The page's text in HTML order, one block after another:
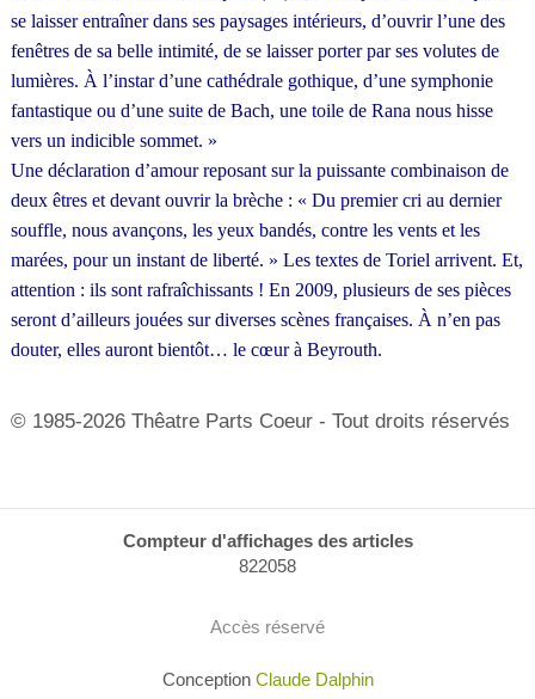
se laisser entraîner dans ses paysages intérieurs, d’ouvrir l’une des
fenêtres de sa belle intimité, de se laisser porter par ses volutes de
lumières. À l’instar d’une cathédrale gothique, d’une symphonie
fantastique ou d’une suite de Bach, une toile de Rana nous hisse
vers un indicible sommet. »
Une déclaration d’amour reposant sur la puissante combinaison de
deux êtres et devant ouvrir la brèche : « Du premier cri au dernier
souffle, nous avançons, les yeux bandés, contre les vents et les
marées, pour un instant de liberté. » Les textes de Toriel arrivent. Et,
attention : ils sont rafraîchissants ! En 2009, plusieurs de ses pièces
seront d’ailleurs jouées sur diverses scènes françaises. À n’en pas
douter, elles auront bientôt… le cœur à Beyrouth.
© 1985-2026 Thêatre Parts Coeur - Tout droits réservés
Compteur d'affichages des articles
822058
Accès réservé
Conception Claude Dalphin